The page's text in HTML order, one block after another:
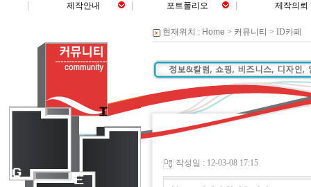
제작안내 포트폴리오 제작의뢰
현재위치 : Home > 커뮤니티 > ID카페
작성일 : 12-03-08 17:15